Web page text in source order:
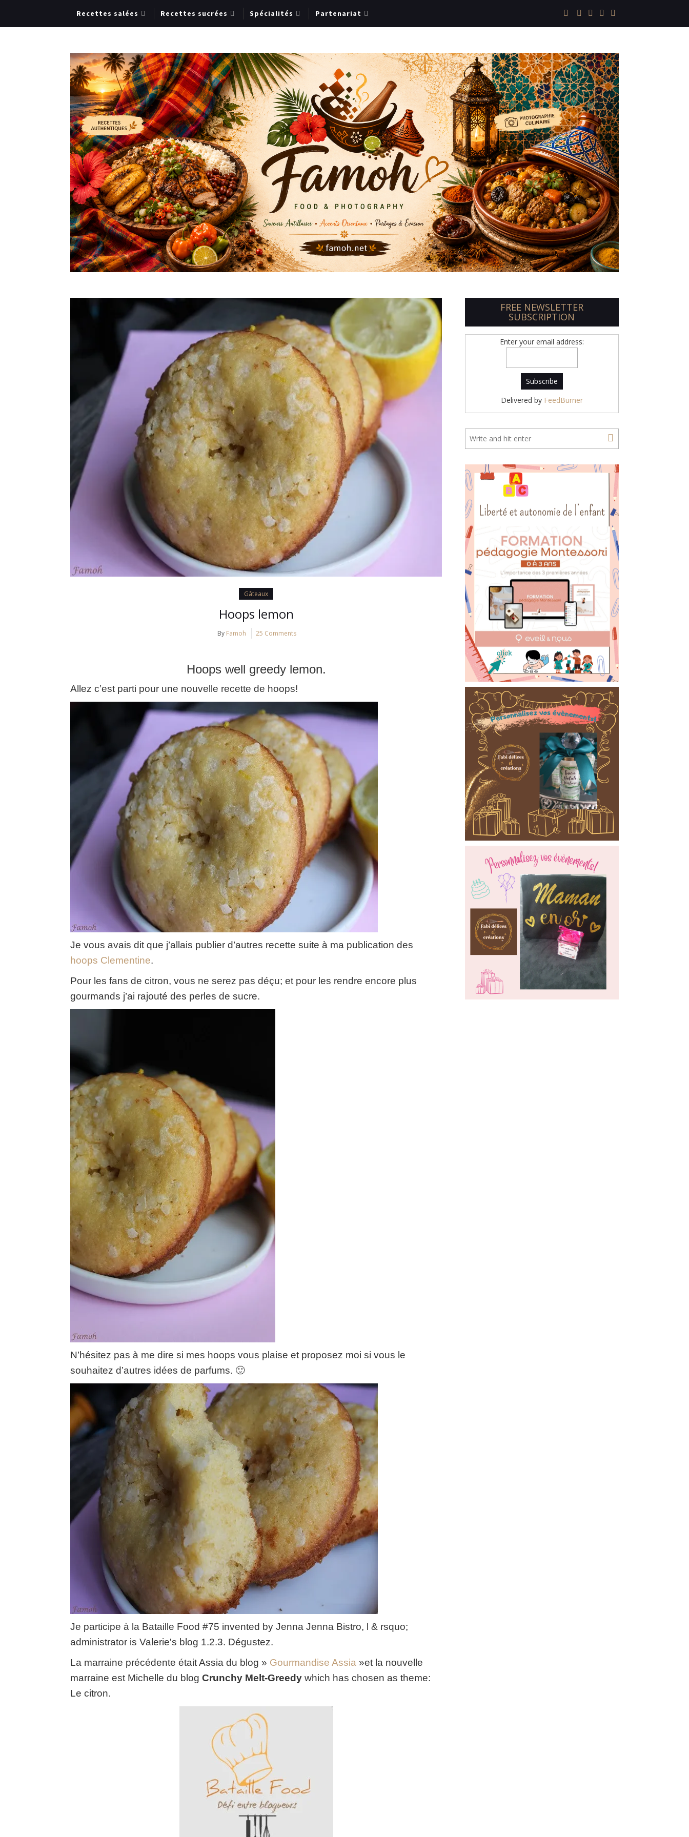
Recettes salées Recettes sucrées Spécialités Partenariat
Gâteaux
Hoops lemon
By Famoh 25 Comments
Hoops well greedy lemon.
Allez c’est parti pour une nouvelle recette de hoops!
Je vous avais dit que j’allais publier d’autres recette suite à ma publication des
hoops Clementine.
Pour les fans de citron, vous ne serez pas déçu; et pour les rendre encore plus
gourmands j’ai rajouté des perles de sucre.
N’hésitez pas à me dire si mes hoops vous plaise et proposez moi si vous le
souhaitez d’autres idées de parfums. 🙂
Je participe à la Bataille Food #75 invented by Jenna Jenna Bistro, l & rsquo;
administrator is Valerie's blog 1.2.3. Dégustez.
La marraine précédente étaitAssia du blog » Gourmandise Assia »et la nouvelle
marraine est Michelle du blog Crunchy Melt-Greedy which has chosen as theme:
Le citron.
FREE NEWSLETTER
SUBSCRIPTION
Enter your email address:
Delivered by FeedBurner